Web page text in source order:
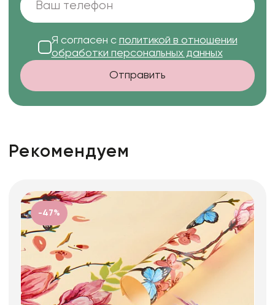
Я согласен с политикой в отношении
обработки персональных данных
Отправить
Рекомендуем
-47%